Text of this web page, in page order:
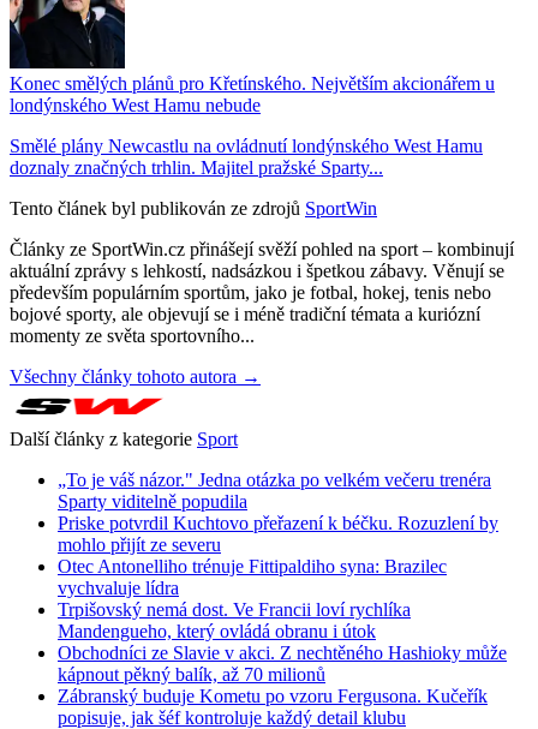
Konec smělých plánů pro Křetínského. Největším akcionářem u
londýnského West Hamu nebude
Smělé plány Newcastlu na ovládnutí londýnského West Hamu
doznaly značných trhlin. Majitel pražské Sparty...
Tento článek byl publikován ze zdrojů SportWin
Články ze SportWin.cz přinášejí svěží pohled na sport – kombinují
aktuální zprávy s lehkostí, nadsázkou i špetkou zábavy. Věnují se
především populárním sportům, jako je fotbal, hokej, tenis nebo
bojové sporty, ale objevují se i méně tradiční témata a kuriózní
momenty ze světa sportovního...
Všechny články tohoto autora →
Další články z kategorie Sport
„To je váš názor." Jedna otázka po velkém večeru trenéra
Sparty viditelně popudila
Priske potvrdil Kuchtovo přeřazení k béčku. Rozuzlení by
mohlo přijít ze severu
Otec Antonelliho trénuje Fittipaldiho syna: Brazilec
vychvaluje lídra
Trpišovský nemá dost. Ve Francii loví rychlíka
Mandengueho, který ovládá obranu i útok
Obchodníci ze Slavie v akci. Z nechtěného Hashioky může
kápnout pěkný balík, až 70 milionů
Zábranský buduje Kometu po vzoru Fergusona. Kučeřík
popisuje, jak šéf kontroluje každý detail klubu